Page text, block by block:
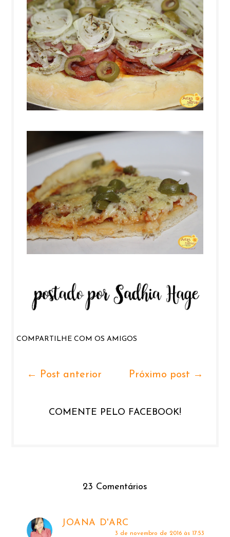
COMPARTILHE COM OS AMIGOS
Próximo post →
← Post anterior
COMENTE PELO FACEBOOK!
23 Comentários
JOANA D'ARC
3 de novembro de 2016 às 17:53